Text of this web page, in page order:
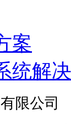
案
统解
限公司